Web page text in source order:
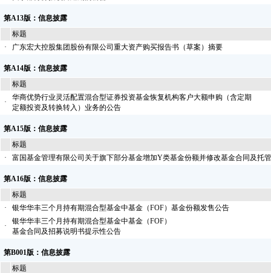
第A13版：信息披露
标题
·
广东宏大控股集团股份有限公司重大资产购买报告书（草案）摘要
第A14版：信息披露
标题
·
华商优势行业灵活配置混合型证券投资基金恢复机构客户大额申购（含定期
定额投资及转换转入）业务的公告
第A15版：信息披露
标题
·
富国基金管理有限公司关于旗下部分基金增加Y类基金份额并修改基金合同及托
第A16版：信息披露
标题
·
银华华丰三个月持有期混合型基金中基金（FOF）基金份额发售公告
·
银华华丰三个月持有期混合型基金中基金（FOF）
基金合同及招募说明书提示性公告
第B001版：信息披露
标题